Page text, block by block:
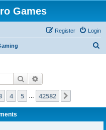
Games
Login
Register
Search
4 5 42582